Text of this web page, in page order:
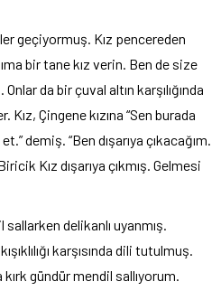
geçiyormuş. Kız pencereden
bir tane kız verin. Ben de size
da bir çuval altın karşılığında
Kız, Çingene kızına “Sen burada
demiş. “Ben dışarıya çıkacağım.
Kız dışarıya çıkmış. Gelmesi
sallarken delikanlı uyanmış.
karşısında dili tutulmuş.
kırk gündür mendil sallıyorum.